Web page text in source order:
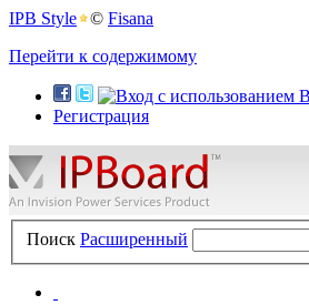
IPB Style © Fisana
Перейти к содержимому
Регистрация
Поиск Расширенный